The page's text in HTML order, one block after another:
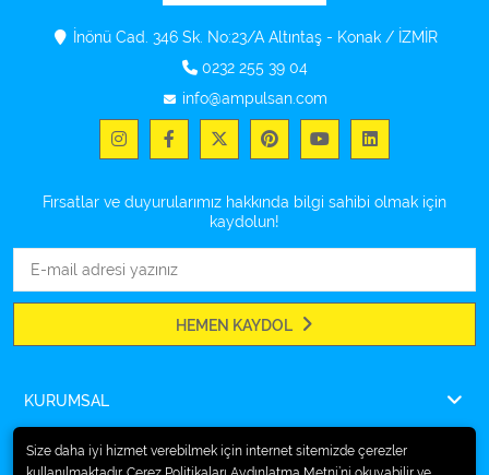
İnönü Cad. 346 Sk. No:23/A Altıntaş - Konak / İZMİR
0232 255 39 04
info@ampulsan.com
Fırsatlar ve duyurularımız hakkında bilgi sahibi olmak için
kaydolun!
HEMEN KAYDOL
KURUMSAL
ÖDEME
Size daha iyi hizmet verebilmek için internet sitemizde çerezler